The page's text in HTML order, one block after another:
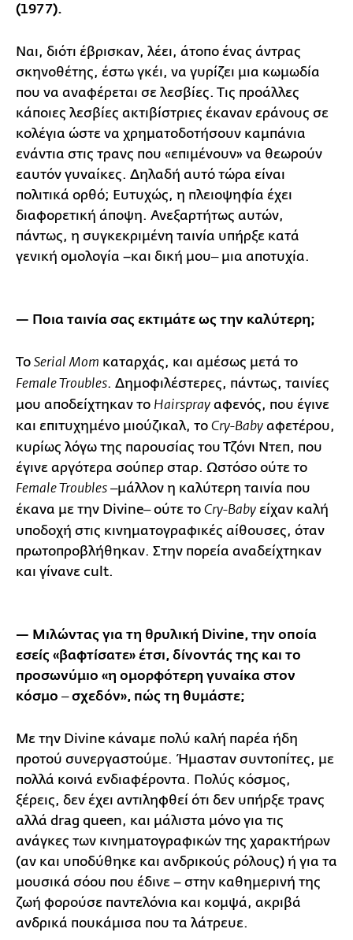
(1977).
Ναι, διότι έβρισκαν, λέει, άτοπο ένας άντρας
σκηνοθέτης, έστω γκέι, να γυρίζει μια κωμωδία
που να αναφέρεται σε λεσβίες. Τις προάλλες
κάποιες λεσβίες ακτιβίστριες έκαναν εράνους σε
κολέγια ώστε να χρηματοδοτήσουν καμπάνια
ενάντια στις τρανς που «επιμένουν» να θεωρούν
εαυτόν γυναίκες. Δηλαδή αυτό τώρα είναι
πολιτικά ορθό; Ευτυχώς, η πλειοψηφία έχει
διαφορετική άποψη. Ανεξαρτήτως αυτών,
πάντως, η συγκεκριμένη ταινία υπήρξε κατά
γενική ομολογία –και δική μου‒ μια αποτυχία.
— Ποια ταινία σας εκτιμάτε ως την καλύτερη;
Το Serial Mom καταρχάς, και αμέσως μετά το
Female Troubles. Δημοφιλέστερες, πάντως, ταινίες
μου αποδείχτηκαν το Hairspray αφενός, που έγινε
και επιτυχημένο μιούζικαλ, το Cry-Baby αφετέρου,
κυρίως λόγω της παρουσίας του Τζόνι Ντεπ, που
έγινε αργότερα σούπερ σταρ. Ωστόσο ούτε το
Female Troubles ‒μάλλον η καλύτερη ταινία που
έκανα με την Divine‒ ούτε το Cry-Baby είχαν καλή
υποδοχή στις κινηματογραφικές αίθουσες, όταν
πρωτοπροβλήθηκαν. Στην πορεία αναδείχτηκαν
και γίνανε cult.
— Μιλώντας για τη θρυλική Divine, την οποία
εσείς «βαφτίσατε» έτσι, δίνοντάς της και το
προσωνύμιο «η ομορφότερη γυναίκα στον
κόσμο ‒ σχεδόν», πώς τη θυμάστε;
Με την Divine κάναμε πολύ καλή παρέα ήδη
προτού συνεργαστούμε. Ήμασταν συντοπίτες, με
πολλά κοινά ενδιαφέροντα. Πολύς κόσμος,
ξέρεις, δεν έχει αντιληφθεί ότι δεν υπήρξε τρανς
αλλά drag queen, και μάλιστα μόνο για τις
ανάγκες των κινηματογραφικών της χαρακτήρων
(αν και υποδύθηκε και ανδρικούς ρόλους) ή για τα
μουσικά σόου που έδινε – στην καθημερινή της
ζωή φορούσε παντελόνια και κομψά, ακριβά
ανδρικά πουκάμισα που τα λάτρευε.